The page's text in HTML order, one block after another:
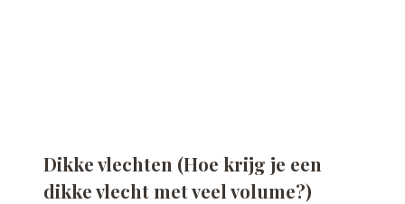
Dikke vlechten (Hoe krijg je een
dikke vlecht met veel volume?)